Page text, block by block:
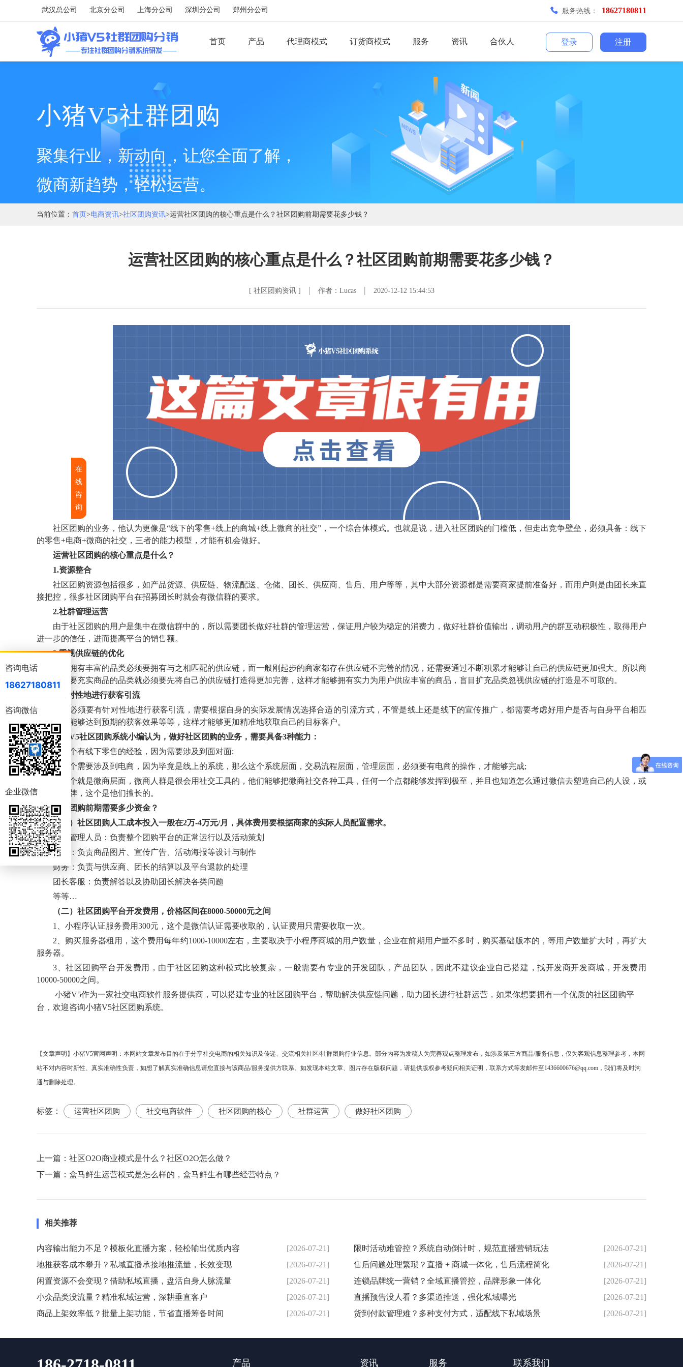
武汉总公司 北京分公司 上海分公司 深圳分公司 郑州分公司 服务热线： 18627180811
首页 产品
用户端
营销应用 营销活动 视频电商 直播插件
消费卡 会员拉粉 团长拉粉
专题活动 智能配图 推荐商品 抽奖团
组合套装 好友送礼
代理商模式 订货商模式 服务 资讯 合伙人 登录 注册
小猪V5社群团购
聚集行业，新动向，让您全面了解，
微商新趋势，轻松运营。
当前位置： 首页>电商资讯>社区团购资讯>运营社区团购的核心重点是什么？社区团购前期需要花多少钱？
运营社区团购的核心重点是什么？社区团购前期需要花多少钱？
[ 社区团购资讯 ] | 作者：Lucas | 2020-12-12 15:44:53
社区团购的业务，他认为更像是“线下的零售+线上的商城+线上微商的社交”，一个综合体模式。也就是说，进入社区团购的门槛低，但走出竞争壁垒，必须具备：线下
的零售+电商+微商的社交，三者的能力模型，才能有机会做好。
运营社区团购的核心重点是什么 ？
1.资源整合
社区团购资源包括很多，如产品货源、供应链、物流配送、仓储、团长、供应商、售后、用户等等，其中大部分资源都是需要商家提前准备好，而用户则是由团长来直
接把控，很多社区团购平台在招募团长时就会有微信群的要求。
2.社群管理运营
由于社区团购的用户是集中在微信群中的，所以需要团长做好社群的管理运营，保证用户较为稳定的消费力，做好社群价值输出，调动用户的群互动积极性，取得用户
进一步的信任，进而提高平台的销售额。
3.重视供应链的优化
想要拥有丰富的品类必须要拥有与之相匹配的供应链，而一般刚起步的商家都存在供应链不完善的情况，还需要通过不断积累才能够让自己的供应链更加强大。所以商
家切记想要充实商品的品类就必须要先将自己的供应链打造得更加完善，这样才能够拥有实力为用户供应丰富的商品，盲目扩充品类忽视供应链的打造是不可取的。
4.针对性地进行获客引流
商家必须要有针对性地进行获客引流，需要根据自身的实际发展情况选择合适的引流方式，不管是线上还是线下的宣传推广，都需要考虑好用户是否与自身平台相匹
配，是否能够达到预期的获客效果等等，这样才能够更加精准地获取自己的目标客户。
小猪
V5社区团购系统小编认为，做好社区团购的业务，需要具备3种能力：
第一个有线下零售的经验，因为需要涉及到面对面;
第二个需要涉及到电商，因为毕竟是线上的系统，那么这个系统层面，交易流程层面，管理层面，必须要有电商的操作，才能够完成;
第三个就是微商层面，微商人群是很会用社交工具的，他们能够把微商社交各种工具，任何一个点都能够发挥到极至，并且也知道怎么通过微信去塑造自己的人设，或
者塑造品牌，这个是他们擅长的。
社区团购前期需要多少资金？
（一）社区团购人工成本投入一般在2万-4万元/月，具体费用要根据商家的实际人员配置需求。
平台管理人员：负责整个团购平台的正常运行以及活动策划
美工：负责商品图片、宣传广告、活动海报等设计与制作
财务：负责与供应商、团长的结算以及平台退款的处理
团长客服：负责解答以及协助团长解决各类问题
等等…
（二）社区团购平台开发费用，价格区间在8000-50000元之间
1、小程序认证服务费用300元，这个是微信认证需要收取的，认证费用只需要收取一次。
2、购买服务器租用，这个费用每年约1000-10000左右，主要取决于小程序商城的用户数量，企业在前期用户量不多时，购买基础版本的，等用户数量扩大时，再扩大
服务器。
3、社区团购平台开发费用，由于社区团购这种模式比较复杂，一般需要有专业的开发团队，产品团队，因此不建议企业自己搭建，找开发商开发商城，开发费用
10000-50000之间。
小猪V5作为一家社交电商软件服务提供商， 可以搭建专业的社区团购平台，帮助解决供应链问题，助力团长进行社群运营，如果你想要拥有一个优质的社区团购平
台，欢迎咨询小猪V5社区团购系统。
【文章声明】小猪V5官网声明： 本网站文章发布目的在于分享社交电商的相关知识及传递、交流相关社区/社群团购行业信息。部分内容为发稿人为完善观点整理发布，如涉及第三方商品/服务信息，仅为客观信息整理参考，本网
站不对内容时新性、真实准确性负责，如想了解真实准确信息请您直接与该商品/服务提供方联系。如发现本站文章、图片存在版权问题，请提供版权参考疑问相关证明，联系方式等发邮件至1436600676@qq.com，我们将及时沟
通与删除处理。
标签： 运营社区团购 社交电商软件 社区团购的核心 社群运营 做好社区团购
上一篇： 社区O2O商业模式是什么？社区O2O怎么做？
下一篇： 盒马鲜生运营模式是怎么样的，盒马鲜生有哪些经营特点？
相关推荐
内容输出能力不足？模板化直播方案，轻松输出优质内容 [2026-07-21] 限时活动难管控？系统自动倒计时，规范直播营销玩法
[2026-07-21]
地推获客成本攀升？私域直播承接地推流量，长效变现
[2026-07-21] 售后问题处理繁琐？直播 + 商城一体化，售后流程简化
[2026-07-21]
闲置资源不会变现？借助私域直播，盘活自身人脉流量
[2026-07-21] 连锁品牌统一营销？全域直播管控，品牌形象一体化
[2026-07-21]
小众品类没流量？精准私域运营，深耕垂直客户
[2026-07-21] 直播预告没人看？多渠道推送，强化私域曝光
[2026-07-21]
商品上架效率低？批量上架功能，节省直播筹备时间
[2026-07-21] 货到付款管理难？多种支付方式，适配线下私域场景 [2026-07-21]
产品 资讯 服务 联系我们
在
线
咨
询
咨询电话
18627180811
咨询微信
企业微信